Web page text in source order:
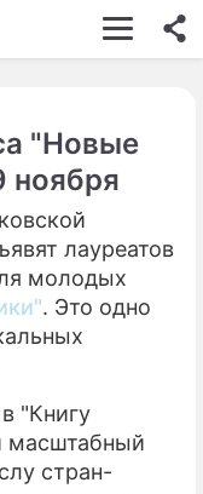
БИЗНЕС
НЕДВИЖИМОСТЬ
ЖИЗНИ
"Новые
ноября
лауреатов
молодых
. Это одно
"Книгу
масштабный
стран-